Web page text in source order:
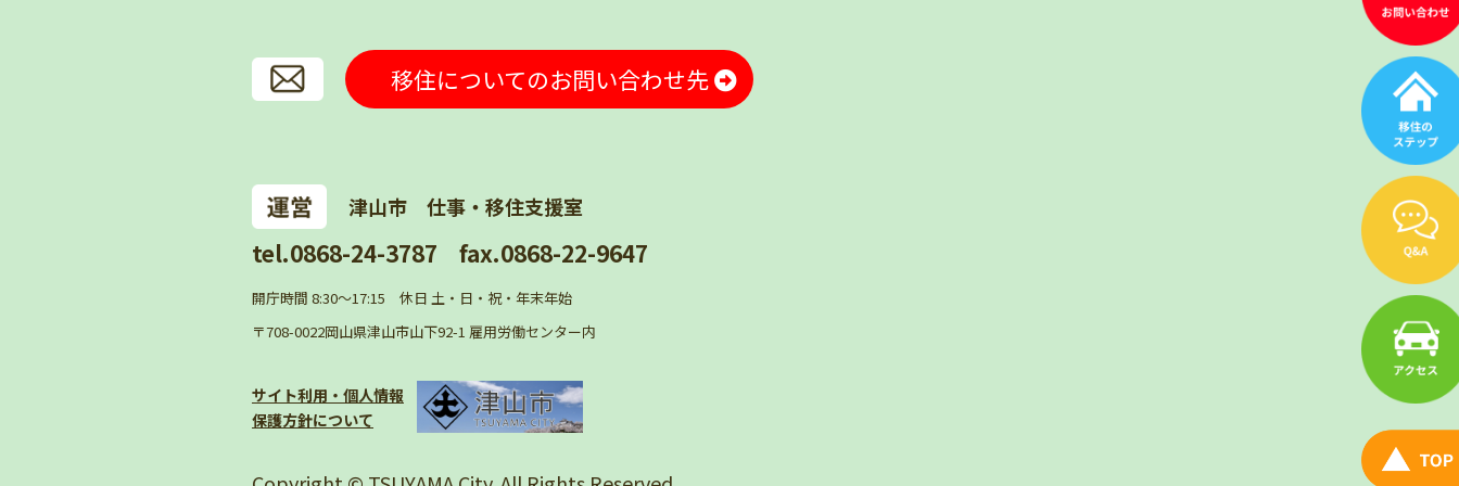
移住についてのお問い合わせ先
津山市 仕事・移住支援室
tel.0868-24-3787 fax.0868-22-9647
開庁時間 8:30〜17:15 休日 土・日・祝・年末年始
〒708-0022岡山県津山市山下92-1 雇用労働センター内
サイト利用・個人情報
保護方針について